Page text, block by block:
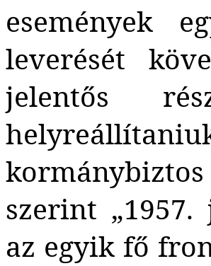
események
leverését
jelentős
kormánybiztos
szerint
az egyik fő